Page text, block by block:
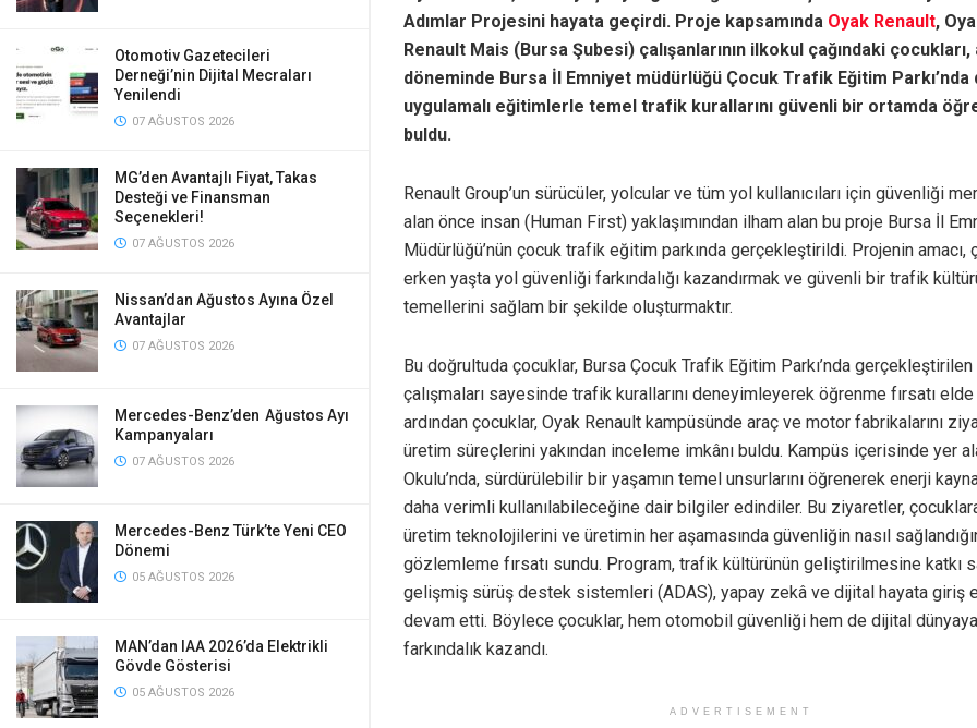
Otomotiv Gazetecileri
Derneği’nin Dijital Mecraları
Yenilendi
07 AĞUSTOS 2026
MG’den Avantajlı Fiyat, Takas
Desteği ve Finansman
Seçenekleri!
07 AĞUSTOS 2026
Nissan’dan Ağustos Ayına Özel
Avantajlar
07 AĞUSTOS 2026
Mercedes-Benz’den Ağustos Ayı
Kampanyaları
07 AĞUSTOS 2026
Mercedes-Benz Türk’te Yeni CEO
Dönemi
05 AĞUSTOS 2026
MAN’dan IAA 2026’da Elektrikli
Gövde Gösterisi
05 AĞUSTOS 2026
Adımlar Projesini hayata geçirdi. Proje kapsamında Oyak Renault,
Renault Mais (Bursa Şubesi) çalışanlarının ilkokul çağındaki
döneminde Bursa İl Emniyet müdürlüğü Çocuk Trafik Eğitim
uygulamalı eğitimlerle temel trafik kurallarını güvenli bir ortamda
buldu.
Renault Group’un sürücüler, yolcular ve tüm yol kullanıcıları için güvenliği
alan önce insan (Human First) yaklaşımından ilham alan bu proje Bursa İl
Müdürlüğü’nün çocuk trafik eğitim parkında gerçekleştirildi. Projenin amacı,
erken yaşta yol güvenliği farkındalığı kazandırmak ve güvenli bir trafik
temellerini sağlam bir şekilde oluşturmaktır.
Bu doğrultuda çocuklar, Bursa Çocuk Trafik Eğitim Parkı’nda
çalışmaları sayesinde trafik kurallarını deneyimleyerek öğrenme fırsatı
ardından çocuklar, Oyak Renault kampüsünde araç ve motor fabrikalarını
üretim süreçlerini yakından inceleme imkânı buldu. Kampüs içerisinde yer
Okulu’nda, sürdürülebilir bir yaşamın temel unsurlarını öğrenerek enerji
daha verimli kullanılabileceğine dair bilgiler edindiler. Bu ziyaretler,
üretim teknolojilerini ve üretimin her aşamasında güvenliğin nasıl
gözlemleme fırsatı sundu. Program, trafik kültürünün geliştirilmesine katkı
gelişmiş sürüş destek sistemleri (ADAS), yapay zekâ ve dijital hayata giriş
devam etti. Böylece çocuklar, hem otomobil güvenliği hem de dijital
farkındalık kazandı.
ADVERTISEMENT